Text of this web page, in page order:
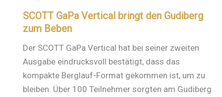
SCOTT GaPa Vertical bringt den Gudiberg
zum Beben
Der SCOTT GaPa Vertical hat bei seiner zweiten
Ausgabe eindrucksvoll bestätigt, dass das
kompakte Berglauf-Format gekommen ist, um zu
bleiben. Über 100 Teilnehmer sorgten am Gudiberg